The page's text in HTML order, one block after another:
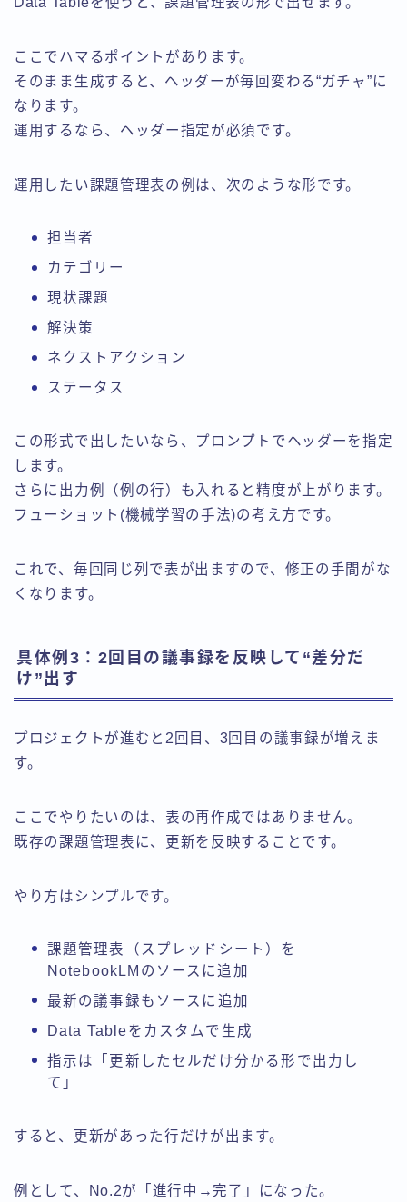
ここでハマるポイントがあります。
そのまま生成すると、ヘッダーが毎回変わる“ガチャ”に
なります。
運用するなら、ヘッダー指定が必須です。
運用したい課題管理表の例は、次のような形です。
担当者
カテゴリー
現状課題
解決策
ネクストアクション
ステータス
この形式で出したいなら、プロンプトでヘッダーを指定
します。
さらに出力例（例の行）も入れると精度が上がります。
フューショット(機械学習の手法)の考え方です。
これで、毎回同じ列で表が出ますので、修正の手間がな
くなります。
具体例3：2回目の議事録を反映して“差分だ
け”出す
プロジェクトが進むと2回目、3回目の議事録が増えま
す。
ここでやりたいのは、表の再作成ではありません。
既存の課題管理表に、更新を反映することです。
やり方はシンプルです。
課題管理表（スプレッドシート）を
NotebookLMのソースに追加
最新の議事録もソースに追加
Data Tableをカスタムで生成
指示は「更新したセルだけ分かる形で出力し
て」
すると、更新があった行だけが出ます。
例として、No.2が「進行中→完了」になった。